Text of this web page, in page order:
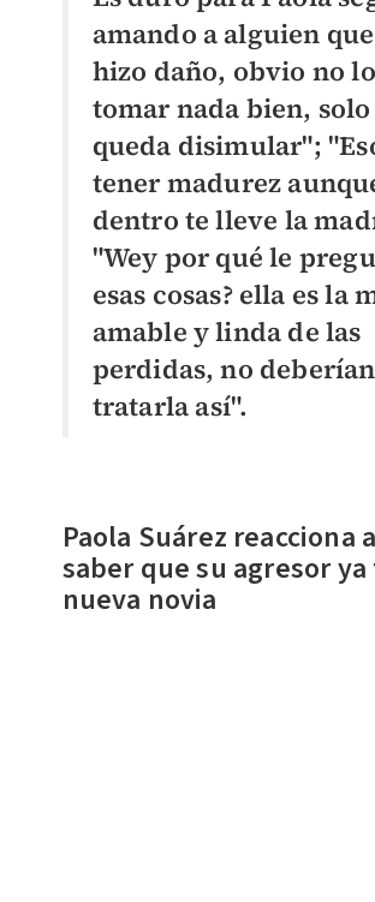
amando a alguien
hizo daño, obvio no
tomar nada bien, solo
queda disimular";
tener madurez
dentro te lleve la
"Wey por qué le
esas cosas? ella es la
amable y linda de las
perdidas, no deberían
tratarla así".
Paola Suárez reacciona
saber que su agresor
nueva novia